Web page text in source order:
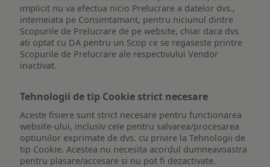
implicit nu va efectua nicio Prelucrare a datelor dvs.,
intemeiata pe Consimtamant, pentru niciunul dintre
Scopurile de Prelucrare de pe website, chiar daca dvs.
ati optat cu DA pentru un Scop ce se regaseste printre
Scopurile de Prelucrare ale respectivului Vendor
inactivat.
Tehnologii de tip Cookie strict necesare
Aceste fisiere sunt strict necesare pentru functionarea
website-ului, inclusiv cele pentru salvarea/procesarea
optiunilor exprimate de dvs. cu privire la Tehnologii de
tip Cookie. Acestea nu necesita acordul dumneavoastra
pentru plasare/accesare si nu pot fi dezactivate.